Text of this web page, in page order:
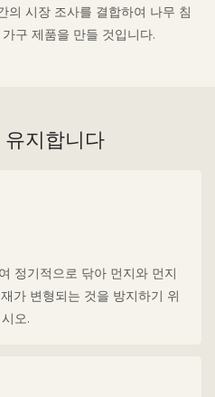
의 시장 조사를 결합하여 나무 침
구 제품을 만들 것입니다.
유지합니다
정기적으로 닦아 먼지와 먼지
가 변형되는 것을 방지하기 위
오.